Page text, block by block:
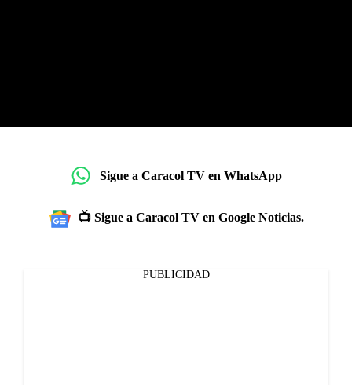
Sigue a Caracol TV en WhatsApp
📺 Sigue a Caracol TV en Google Noticias.
PUBLICIDAD